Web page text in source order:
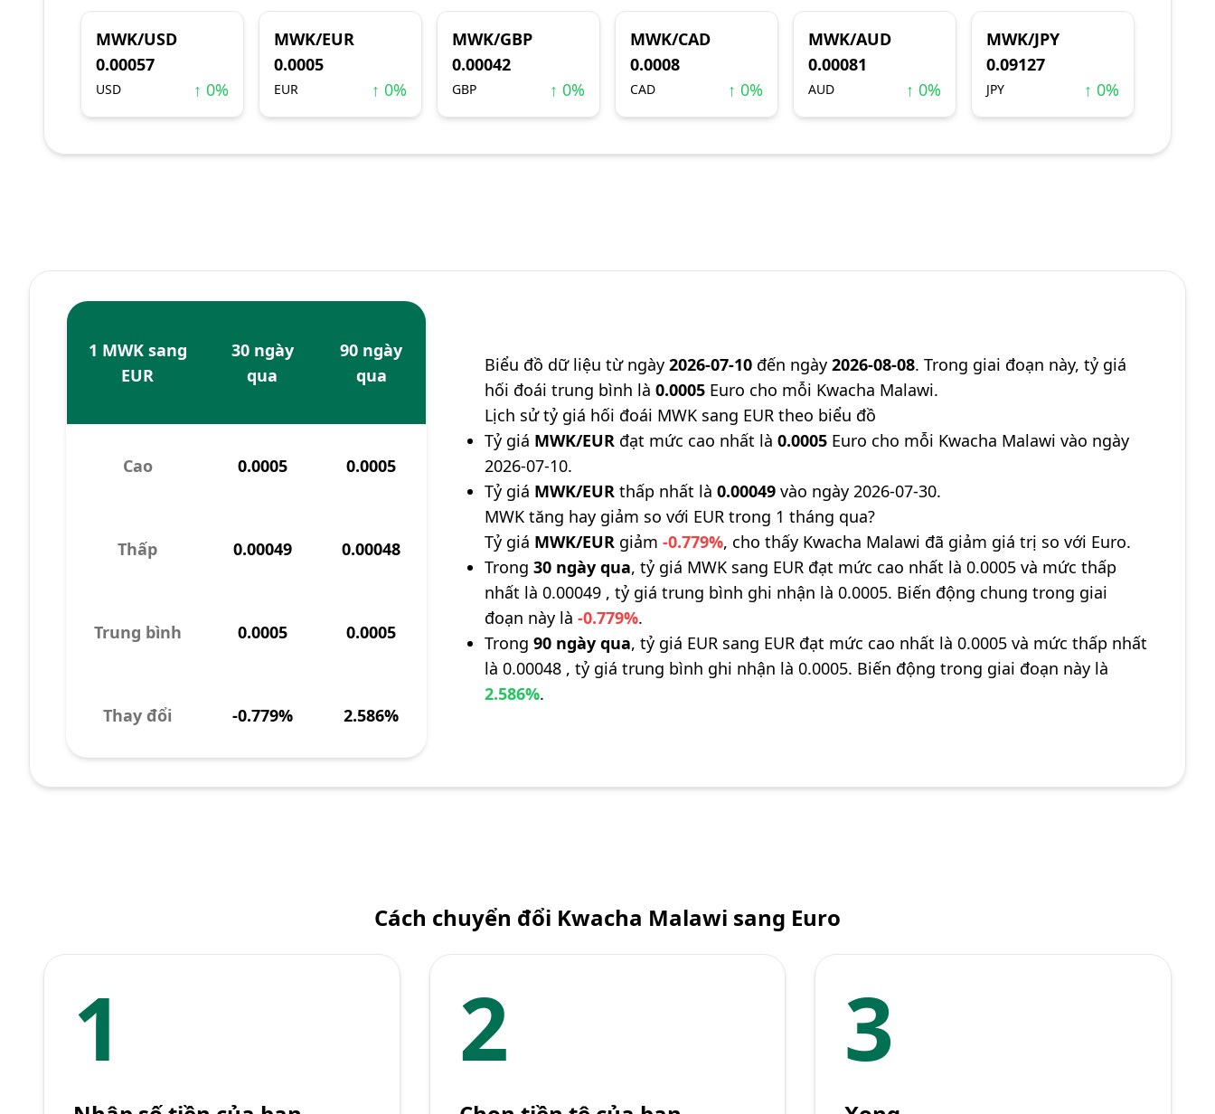
MWK/USD
0.00057
USD ↑ 0%
MWK/EUR
0.0005
EUR ↑ 0%
MWK/GBP
0.00042
GBP ↑ 0%
MWK/CAD
0.0008
CAD ↑ 0%
MWK/AUD
0.00081
AUD ↑ 0%
MWK/JPY
0.09127
JPY ↑ 0%
1 MWK sang
EUR
30 ngày
qua
90 ngày
qua
Cao 0.0005 0.0005
Thấp 0.00049 0.00048
Trung bình 0.0005 0.0005
Thay đổi -0.779% 2.586%
Biểu đồ dữ liệu từ ngày2026-07-10 đến ngày2026-08-08. Trong giai đoạn này, tỷ giá
hối đoái trung bình là0.0005 Euro cho mỗi Kwacha Malawi.
Lịch sử tỷ giá hối đoái MWK sang EUR theo biểu đồ
Tỷ giá MWK/EUR đạt mức cao nhất là0.0005 Euro cho mỗi Kwacha Malawi vào ngày
2026-07-10.
Tỷ giá MWK/EUR thấp nhất là0.00049 vào ngày 2026-07-30.
MWK tăng hay giảm so với EUR trong 1 tháng qua?
Tỷ giá MWK/EUR giảm-0.779%, cho thấy Kwacha Malawi đã giảm giá trị so với Euro.
Trong30 ngày qua, tỷ giá MWK sang EUR đạt mức cao nhất là 0.0005 và mức thấp
nhất là 0.00049 , tỷ giá trung bình ghi nhận là 0.0005. Biến động chung trong giai
đoạn này là-0.779%.
Trong90 ngày qua, tỷ giá EUR sang EUR đạt mức cao nhất là 0.0005 và mức thấp nhất
là 0.00048 , tỷ giá trung bình ghi nhận là 0.0005. Biến động trong giai đoạn này là
2.586%.
Cách chuyển đổi Kwacha Malawi sang Euro
1 2 3